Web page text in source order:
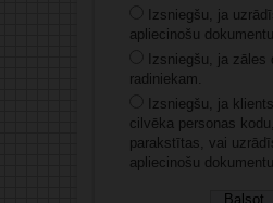
Izsniegšu, ja
apliecinošu
Izsniegšu, ja zāles
radiniekam.
Izsniegšu, ja
cilvēka personas
parakstītas, vai
apliecinošu